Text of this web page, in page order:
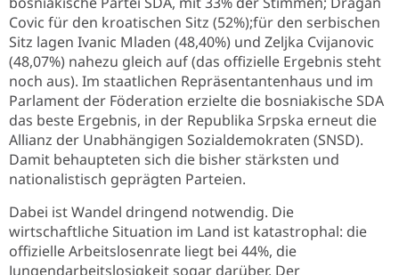
Covic für den kroatischen Sitz (52%);für den serbischen
Sitz lagen Ivanic Mladen (48,40%) und Zeljka Cvijanovic
(48,07%) nahezu gleich auf (das offizielle Ergebnis steht
noch aus). Im staatlichen Repräsentantenhaus und im
Parlament der Föderation erzielte die bosniakische SDA
das beste Ergebnis, in der Republika Srpska erneut die
Allianz der Unabhängigen Sozialdemokraten (SNSD).
Damit behaupteten sich die bisher stärksten und
nationalistisch geprägten Parteien.
Dabei ist Wandel dringend notwendig. Die
wirtschaftliche Situation im Land ist katastrophal: die
offizielle Arbeitslosenrate liegt bei 44%, die
Jungendarbeitslosigkeit sogar darüber. Der